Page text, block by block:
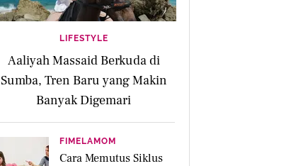
LIFESTYLE
Aaliyah Massaid Berkuda di
Sumba, Tren Baru yang Makin
Banyak Digemari
FIMELAMOM
Cara Memutus Siklus